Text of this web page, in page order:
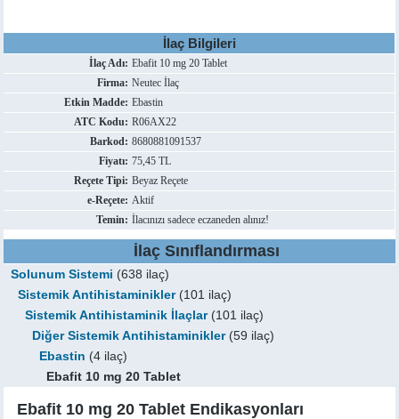
İlaç Bilgileri
İlaç Adı: Ebafit 10 mg 20 Tablet
Firma: Neutec İlaç
Etkin Madde: Ebastin
ATC Kodu: R06AX22
Barkod: 8680881091537
Fiyatı: 75,45 TL
Reçete Tipi: Beyaz Reçete
e-Reçete: Aktif
Temin: İlacınızı sadece eczaneden alınız!
İlaç Sınıflandırması
Solunum Sistemi (638 ilaç)
Sistemik Antihistaminikler(101 ilaç)
Sistemik Antihistaminik İlaçlar(101 ilaç)
Diğer Sistemik Antihistaminikler(59 ilaç)
Ebastin (4 ilaç)
Ebafit 10 mg 20 Tablet
Ebafit 10 mg 20 Tablet Endikasyonları